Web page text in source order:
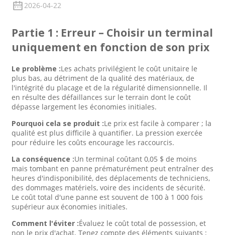
2026-04-22
Partie 1 : Erreur – Choisir un terminal
uniquement en fonction de son prix
Le problème :Les achats privilégient le coût unitaire le
plus bas, au détriment de la qualité des matériaux, de
l'intégrité du placage et de la régularité dimensionnelle. Il
en résulte des défaillances sur le terrain dont le coût
dépasse largement les économies initiales.
Pourquoi cela se produit :Le prix est facile à comparer ; la
qualité est plus difficile à quantifier. La pression exercée
pour réduire les coûts encourage les raccourcis.
La conséquence :Un terminal coûtant 0,05 $ de moins
mais tombant en panne prématurément peut entraîner des
heures d'indisponibilité, des déplacements de techniciens,
des dommages matériels, voire des incidents de sécurité.
Le coût total d'une panne est souvent de 100 à 1 000 fois
supérieur aux économies initiales.
Comment l'éviter :Évaluez le coût total de possession, et
non le prix d'achat. Tenez compte des éléments suivants :